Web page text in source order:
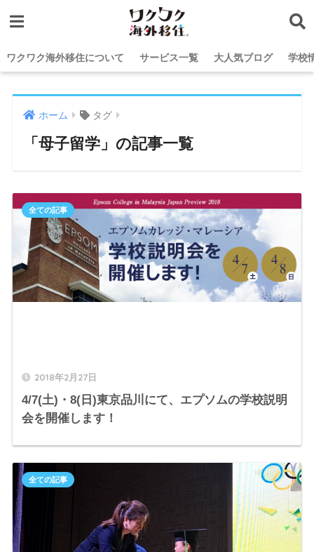
ワクワク海外移住について サービス一覧 大人気ブログ 学校
ホーム タグ
「母子留学」の記事一覧
2018年2月27日
4/7(土)・8(日)東京品川にて、エプソムの学校説明
会を開催します！
全ての記事
全ての記事